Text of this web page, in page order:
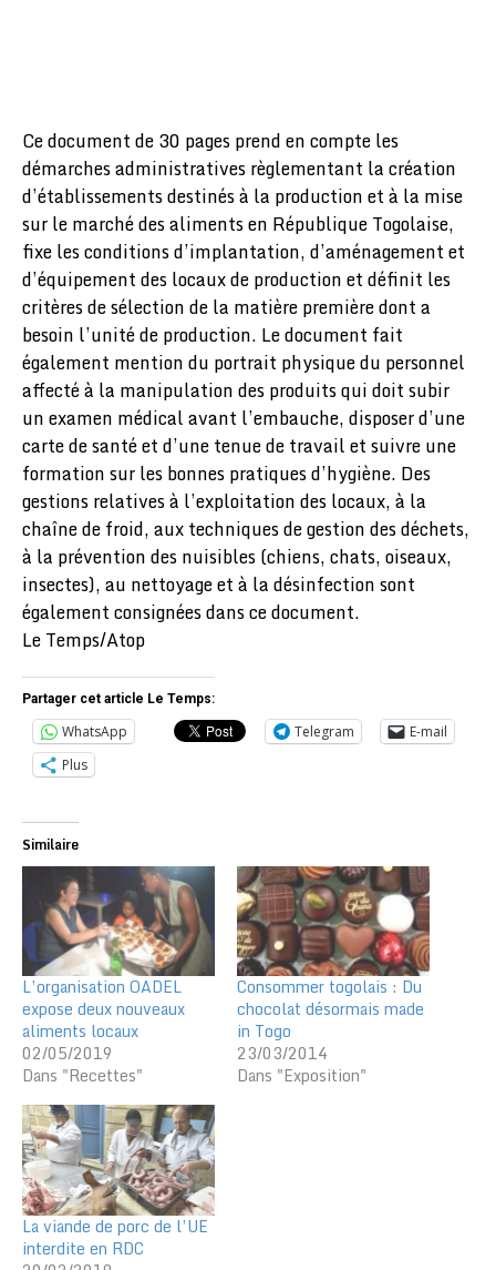
Ce document de 30 pages prend en compte les
démarches administratives règlementant la création
d’établissements destinés à la production et à la mise
sur le marché des aliments en République Togolaise,
fixe les conditions d’implantation, d’aménagement et
d’équipement des locaux de production et définit les
critères de sélection de la matière première dont a
besoin l’unité de production. Le document fait
également mention du portrait physique du personnel
affecté à la manipulation des produits qui doit subir
un examen médical avant l’embauche, disposer d’une
carte de santé et d’une tenue de travail et suivre une
formation sur les bonnes pratiques d’hygiène. Des
gestions relatives à l’exploitation des locaux, à la
chaîne de froid, aux techniques de gestion des déchets,
à la prévention des nuisibles (chiens, chats, oiseaux,
insectes), au nettoyage et à la désinfection sont
également consignées dans ce document.
Le Temps/Atop
Partager cet article Le Temps:
WhatsApp Telegram
E-mail
Plus
Similaire
L’organisation OADEL
expose deux nouveaux
aliments locaux
02/05/2019
Dans "Recettes"
Consommer togolais : Du
chocolat désormais made
in Togo
23/03/2014
Dans "Exposition"
La viande de porc de l’UE
interdite en RDC